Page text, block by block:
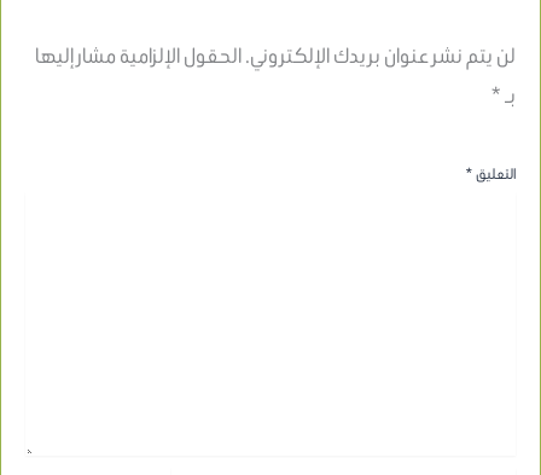
لن يتم نشر عنوان بريدك الإلكتروني.الحقول الإلزامية مشار إليها
بـ*
التعليق*